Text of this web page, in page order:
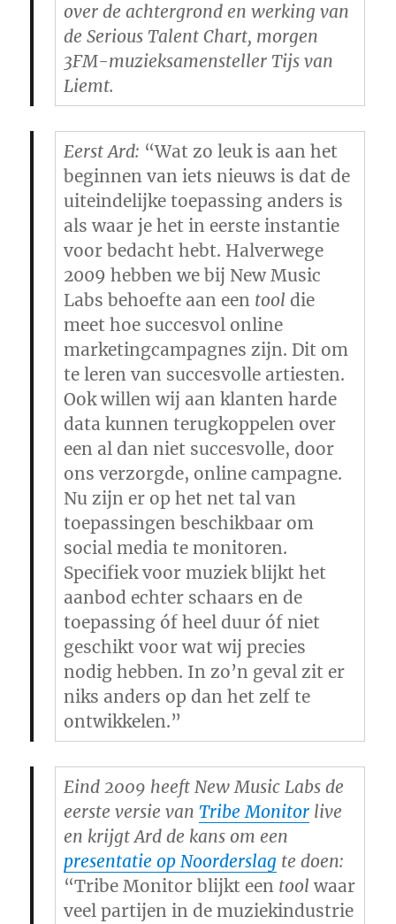
over de achtergrond en werking van
de Serious Talent Chart, morgen
3FM-muzieksamensteller Tijs van
Liemt.
Eerst Ard: “Wat zo leuk is aan het
beginnen van iets nieuws is dat de
uiteindelijke toepassing anders is
als waar je het in eerste instantie
voor bedacht hebt. Halverwege
2009 hebben we bij New Music
Labs behoefte aan een tool die
meet hoe succesvol online
marketingcampagnes zijn. Dit om
te leren van succesvolle artiesten.
Ook willen wij aan klanten harde
data kunnen terugkoppelen over
een al dan niet succesvolle, door
ons verzorgde, online campagne.
Nu zijn er op het net tal van
toepassingen beschikbaar om
social media te monitoren.
Specifiek voor muziek blijkt het
aanbod echter schaars en de
toepassing óf heel duur óf niet
geschikt voor wat wij precies
nodig hebben. In zo’n geval zit er
niks anders op dan het zelf te
ontwikkelen.”
Eind 2009 heeft New Music Labs de
eerste versie van Tribe Monitorlive
en krijgt Ard de kans om een
presentatie op Noorderslag te doen:
“Tribe Monitor blijkt een tool waar
veel partijen in de muziekindustrie